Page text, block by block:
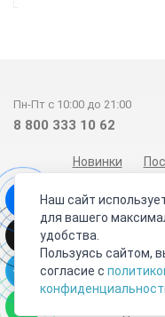
Пн-Пт с 10:00 до 21:00
8 800 333 10 62
Новинки
Отзывы
Обратная связь
2011 - 2026
Наш сайт
для вашего
удобства.
Пользуясь сайтом,
согласие с